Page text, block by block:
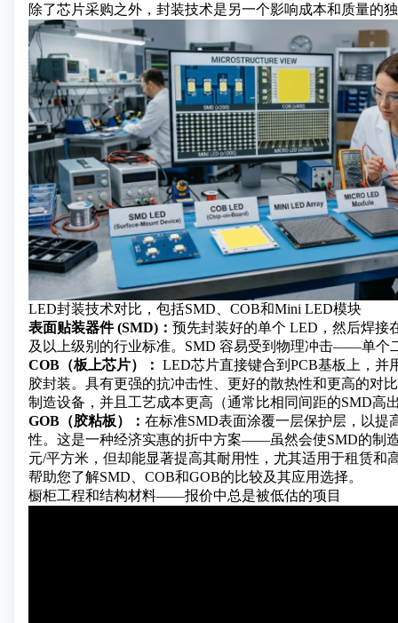
除了芯片采购之外，封装技术是另一个影响成本和质量的
LED封装技术对比，包括SMD、COB和Mini LED模块
表面贴装器件 (SMD)： 预先封装好的单个 LED，然后焊接
及以上级别的行业标准。SMD 容易受到物理冲击——单个
COB（板上芯片）： LED芯片直接键合到PCB基板上，并
胶封装。具有更强的抗冲击性、更好的散热性和更高的
制造设备，并且工艺成本更高（通常比相同间距的SMD高
GOB（胶粘板）： 在标准SMD表面涂覆一层保护层，以提
性。这是一种经济实惠的折中方案——虽然会使SMD的制
元/平方米，但却能显著提高其耐用性，尤其适用于租赁和
帮助您了解SMD、COB和GOB的比较及其应用选择。
橱柜工程和结构材料——报价中总是被低估的项目